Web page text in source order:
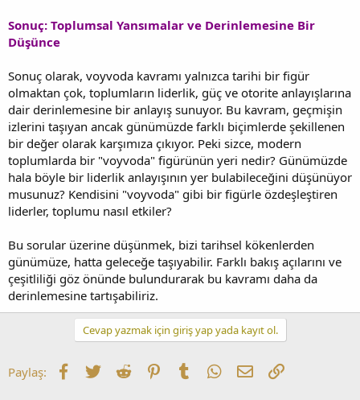
Sonuç: Toplumsal Yansımalar ve Derinlemesine Bir
Düşünce
Sonuç olarak, voyvoda kavramı yalnızca tarihi bir figür
olmaktan çok, toplumların liderlik, güç ve otorite anlayışlarına
dair derinlemesine bir anlayış sunuyor. Bu kavram, geçmişin
izlerini taşıyan ancak günümüzde farklı biçimlerde şekillenen
bir değer olarak karşımıza çıkıyor. Peki sizce, modern
toplumlarda bir "voyvoda" figürünün yeri nedir? Günümüzde
hala böyle bir liderlik anlayışının yer bulabileceğini düşünüyor
musunuz? Kendisini "voyvoda" gibi bir figürle özdeşleştiren
liderler, toplumu nasıl etkiler?
Bu sorular üzerine düşünmek, bizi tarihsel kökenlerden
günümüze, hatta geleceğe taşıyabilir. Farklı bakış açılarını ve
çeşitliliği göz önünde bulundurarak bu kavramı daha da
derinlemesine tartışabiliriz.
Cevap yazmak için giriş yap yada kayıt ol.
Paylaş: Facebook
TwitterReddit PinterestTumblrWhatsApp
E-postaLink